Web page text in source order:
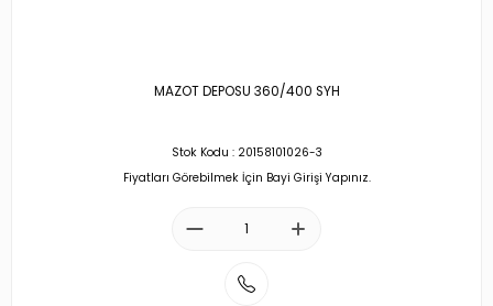
MAZOT DEPOSU 360/400 SYH
Stok Kodu : 20158101026-3
Fiyatları Görebilmek İçin Bayi Girişi Yapınız.